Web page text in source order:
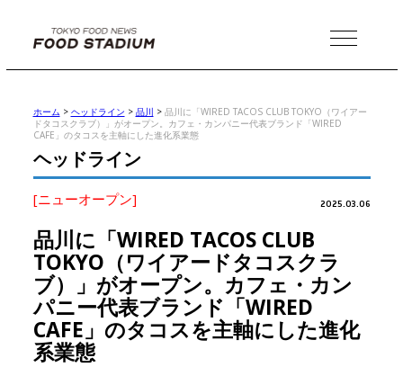
MENU
ホーム > ヘッドライン > 品川 > 品川に「WIRED TACOS CLUB TOKYO（ワイアー
ドタコスクラブ）」がオープン。カフェ・カンパニー代表ブランド「WIRED
CAFE」のタコスを主軸にした進化系業態
ヘッドライン
[ニューオープン] 2025.03.06
品川に「WIRED TACOS CLUB
TOKYO（ワイアードタコスクラ
ブ）」がオープン。カフェ・カン
パニー代表ブランド「WIRED
CAFE」のタコスを主軸にした進化
系業態